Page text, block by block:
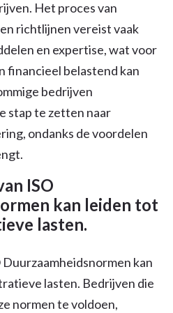
Het proces van
richtlijnen vereist vaak
en expertise, wat voor
financieel belastend kan
bedrijven
stap te zetten naar
ondanks de voordelen
ISO
kan leiden tot
lasten.
kan
lasten. Bedrijven die
normen te voldoen,